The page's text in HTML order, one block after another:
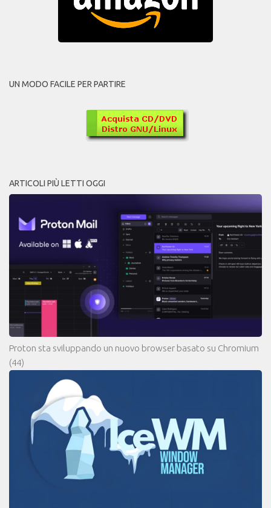
UN MODO FACILE PER PARTIRE
ARTICOLI PIÙ LETTI OGGI
Proton sta sviluppando un nuovo browser basato su Chromium
(44)